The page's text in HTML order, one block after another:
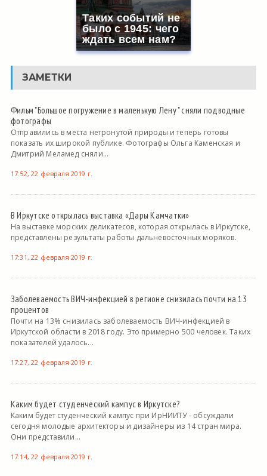
Таких событий не
было с 1945: чего
ждать всем нам?
ЗАМЕТКИ
Фильм "Большое погружение в маленькую Лену " сняли подводные
фотографы
Отправились в места нетронутой природы и теперь готовы
показать их широкой публике. Фотографы Ольга Каменская и
Дмитрий Меламед сняли...
17:52, 22 февраля 2019 г.
В Иркутске открылась выставка «Дары Камчатки»
На выставке морских деликатесов, которая открылась в Иркутске,
представлены результаты работы дальневосточных моряков.
17:31, 22 февраля 2019 г.
Заболеваемость ВИЧ-инфекцией в регионе снизилась почти на 13
процентов
Почти на 13% снизилась заболеваемость ВИЧ-инфекцией в
Иркутской области в 2018 году. Это примерно 500 человек. Таких
показателей удалось...
17:27, 22 февраля 2019 г.
Каким будет студенческий кампус в Иркутске?
Каким будет студенческий кампус при ИрНИИТУ - обсуждали
сегодня молодые архитекторы и дизайнеры из 14 стран мира.
Они представили...
17:14, 22 февраля 2019 г.